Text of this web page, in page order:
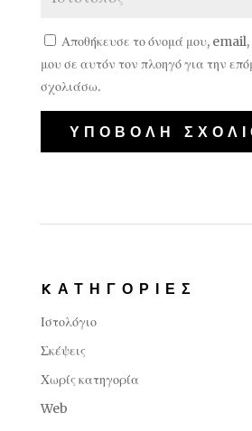
Αποθήκευσε το όνομά μου, email,
μου σε αυτόν τον πλοηγό για την
σχολιάσω.
KΑΤΗΓΟΡΊΕΣ
Ιστολόγιο
Σκέψεις
Χωρίς κατηγορία
Web